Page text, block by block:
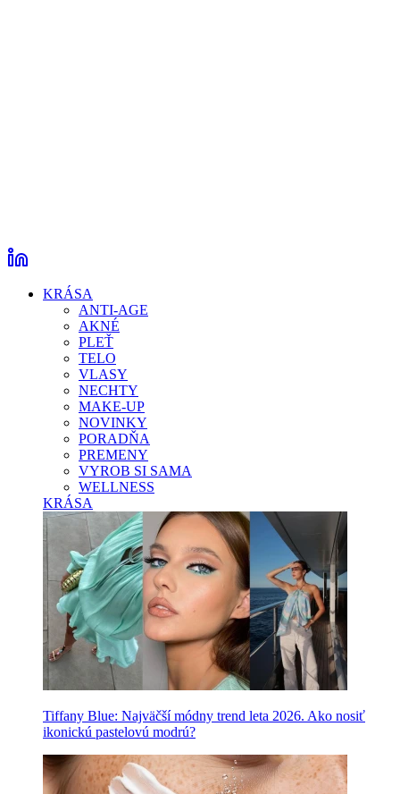
KRÁSA
ANTI-AGE
AKNÉ
PLEŤ
TELO
VLASY
NECHTY
MAKE-UP
NOVINKY
PORADŇA
PREMENY
VYROB SI SAMA
WELLNESS
KRÁSA
Tiffany Blue: Najväčší módny trend leta 2026. Ako nosiť
ikonickú pastelovú modrú?